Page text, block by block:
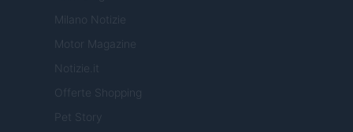
Milano Notizie
Motor Magazine
Notizie.it
Offerte Shopping
Pet Story